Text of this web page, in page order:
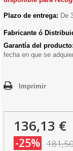
Plazo de entrega: De
Fabricante ó
Garantía del producto:
fecha en que se
Imprimir
136,13 €
-25%